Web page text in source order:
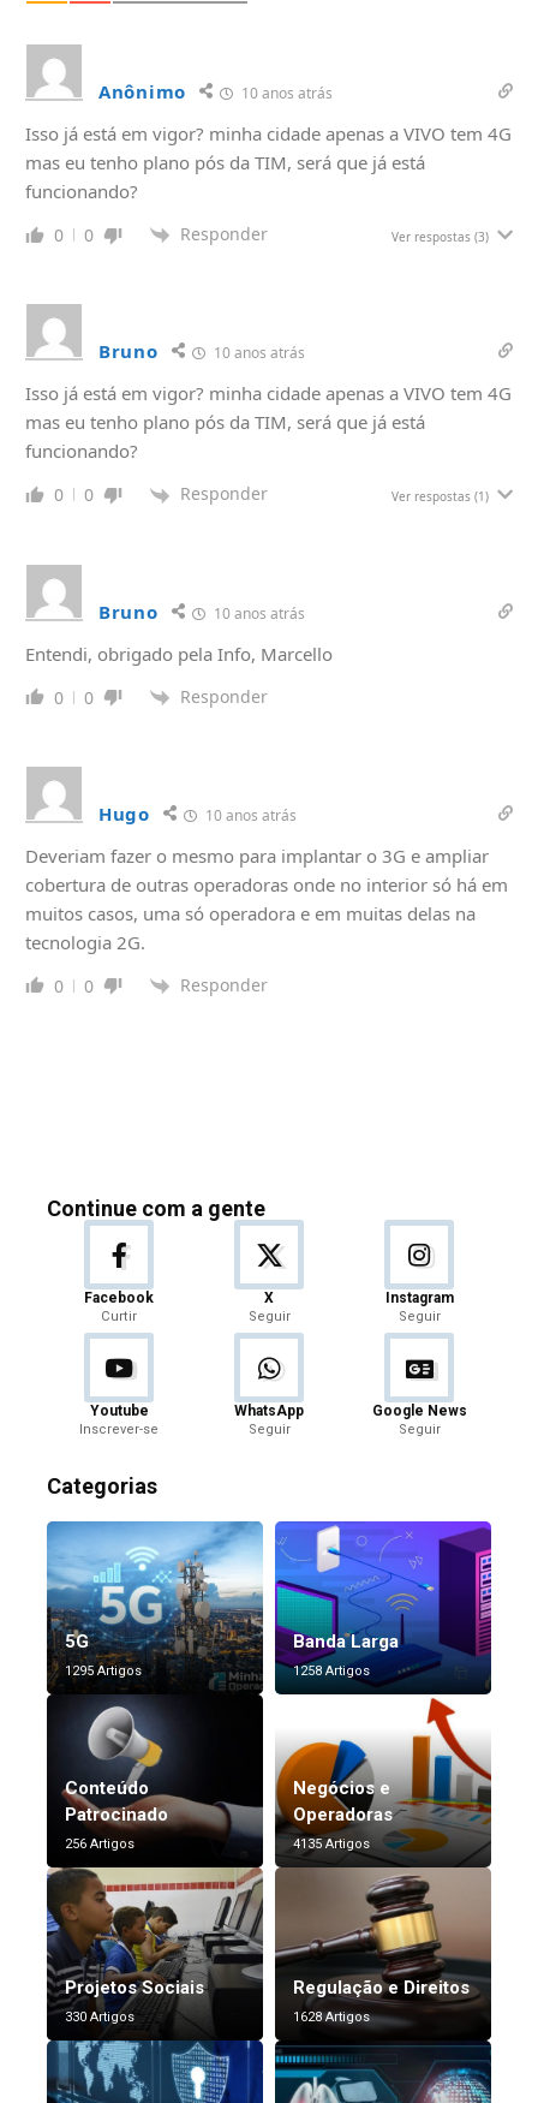
Anônimo 10 anos atrás
Isso já está em vigor? minha cidade apenas a VIVO tem 4G
mas eu tenho plano pós da TIM, será que já está
funcionando?
0 0 Responder Ver respostas (3)
Bruno 10 anos atrás
Isso já está em vigor? minha cidade apenas a VIVO tem 4G
mas eu tenho plano pós da TIM, será que já está
funcionando?
0 0 Responder Ver respostas (1)
Bruno 10 anos atrás
Entendi, obrigado pela Info, Marcello
0 0 Responder
Hugo 10 anos atrás
Deveriam fazer o mesmo para implantar o 3G e ampliar
cobertura de outras operadoras onde no interior só há em
muitos casos, uma só operadora e em muitas delas na
tecnologia 2G.
0 0 Responder
Continue com a gente
Facebook
Curtir
X
Seguir
Instagram
Seguir
Youtube
Inscrever-se
WhatsApp
Seguir
Google News
Seguir
Categorias
5G
1295 Artigos
Banda Larga
1258 Artigos
Conteúdo
Patrocinado
256 Artigos
Negócios e
Operadoras
4135 Artigos
Projetos Sociais
330 Artigos
Regulação e Direitos
1628 Artigos